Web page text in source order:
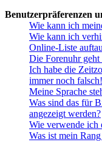
Benutzerpräferenzen
Wie kann ich
Wie kann ich
Online-Liste
Die Forenuhr geht
Ich habe die
immer noch falsch!
Meine Sprache
Was sind das für
angezeigt werden?
Wie verwende ich
Was ist mein